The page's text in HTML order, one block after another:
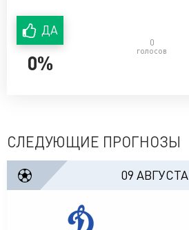
ДА
0%
0
голосов
СЛЕДУЮЩИЕ ПРОГНОЗЫ
09 АВГУСТА